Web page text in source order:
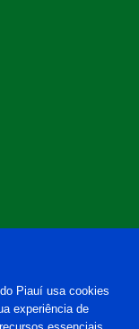
Piauí usa cookies
experiência de